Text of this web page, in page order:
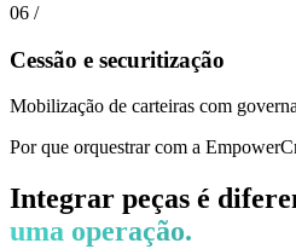
06 /
Cessão e securitização
Mobilização de carteiras com
Por que orquestrar com a
Integrar peças é
uma operação.